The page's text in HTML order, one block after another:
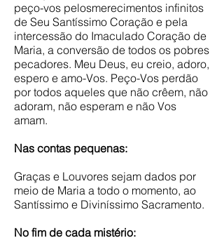
peço-vos pelosmerecimentos infinitos
de Seu Santíssimo Coração e pela
intercessão do Imaculado Coração de
Maria, a conversão de todos os pobres
pecadores. Meu Deus, eu creio, adoro,
espero e amo-Vos. Peço-Vos perdão
por todos aqueles que não crêem, não
adoram, não esperam e não Vos
amam.
Nas contas pequenas:
Graças e Louvores sejam dados por
meio de Maria a todo o momento, ao
Santíssimo e Diviníssimo Sacramento.
No fim de cada mistério: